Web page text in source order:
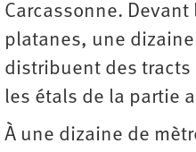
Carcassonne. Devant
platanes, une
distribuent des tracts
les étals de la partie
À une dizaine de